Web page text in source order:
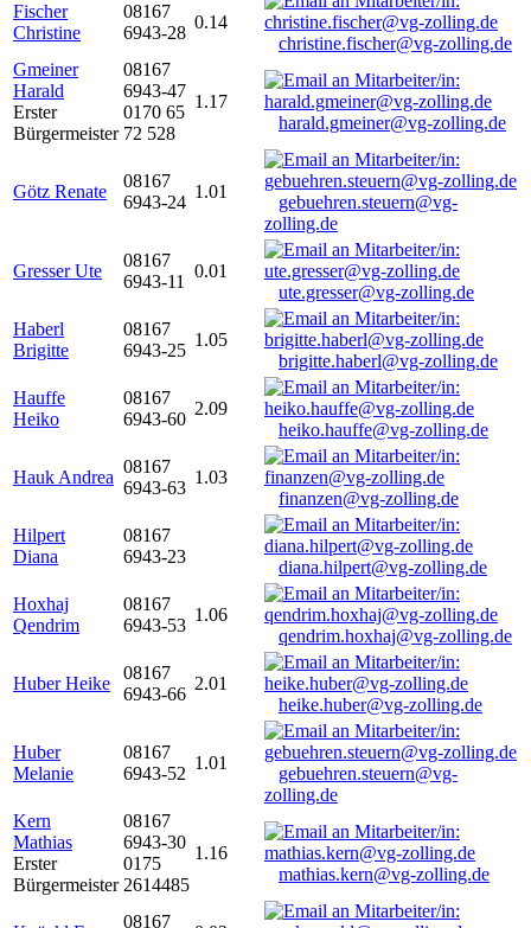
Fischer
Christine
08167
6943-28
0.14
christine.fischer@vg-zolling.de
Gmeiner
Harald
Erster
Bürgermeister
08167
6943-47
0170 65
72 528
1.17
harald.gmeiner@vg-zolling.de
Götz Renate
08167
6943-24
1.01
gebuehren.steuern@vg-
zolling.de
Gresser Ute
08167
6943-11
0.01
ute.gresser@vg-zolling.de
Haberl
Brigitte
08167
6943-25
1.05
brigitte.haberl@vg-zolling.de
Hauffe
Heiko
08167
6943-60
2.09
heiko.hauffe@vg-zolling.de
Hauk Andrea
08167
6943-63
1.03
finanzen@vg-zolling.de
Hilpert
Diana
08167
6943-23
diana.hilpert@vg-zolling.de
Hoxhaj
Qendrim
08167
6943-53
1.06
qendrim.hoxhaj@vg-zolling.de
Huber Heike
08167
6943-66
2.01
heike.huber@vg-zolling.de
Huber
Melanie
08167
6943-52
1.01
gebuehren.steuern@vg-
zolling.de
Kern
Mathias
Erster
Bürgermeister
08167
6943-30
0175
2614485
1.16
mathias.kern@vg-zolling.de
08167